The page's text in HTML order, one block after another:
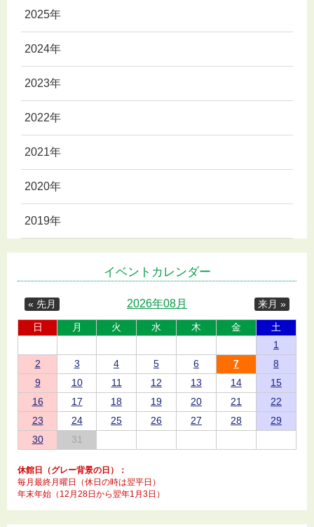
2025年
2024年
2023年
2022年
2021年
2020年
2019年
イベントカレンダー
« 先月 来月 »
2026年08月
日 月 火 水 木 金
土
1
2
3 4 5 6 7
8
9
10 11 12 13 14
15
16
17 18 19 20 21
22
23
24 25 26 27 28
29
30
31
休館日（グレー背景の日）：
毎月最終月曜日（休日の時は翌平日）
年末年始（12月28日から翌年1月3日）